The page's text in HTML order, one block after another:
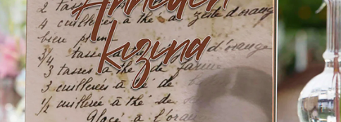
lezzetlerini korumak ve yok olmaya yüz tutan zeytin varyetelerine sahip
coğrafyanın yerel değerlerini korumaya çalışmaktayız. Bu
onları nasıl daha doğru üretim yapabilecekleri konusunda
Ayvalık-Edremit Bölgesi ile Milas Bölgesi’nde toplam 15.000 adet fidan